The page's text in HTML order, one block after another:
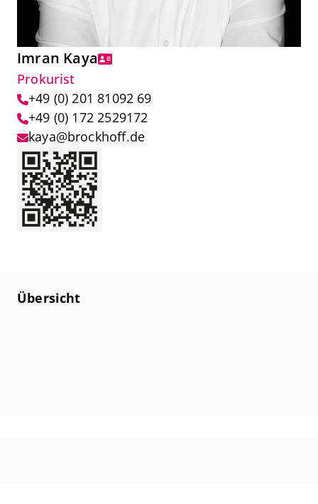
Imran Kaya
Prokurist
+49 (0) 201 81092 69
+49 (0) 172 2529172
kaya@brockhoff.de
Übersicht